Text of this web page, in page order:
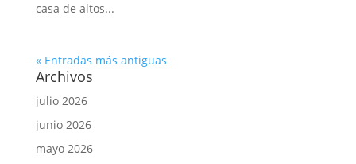
casa de altos...
« Entradas más antiguas
Archivos
julio 2026
junio 2026
mayo 2026